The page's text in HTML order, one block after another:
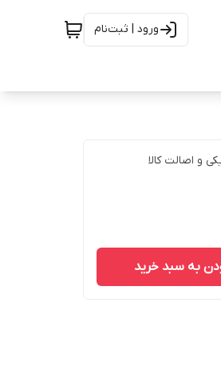
ورود | ثبت‌نام
و اصالت کالا
به سبد خرید